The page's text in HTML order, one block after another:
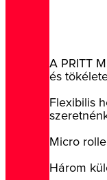
A PRITT
és
Flexibilis
Micro
Három